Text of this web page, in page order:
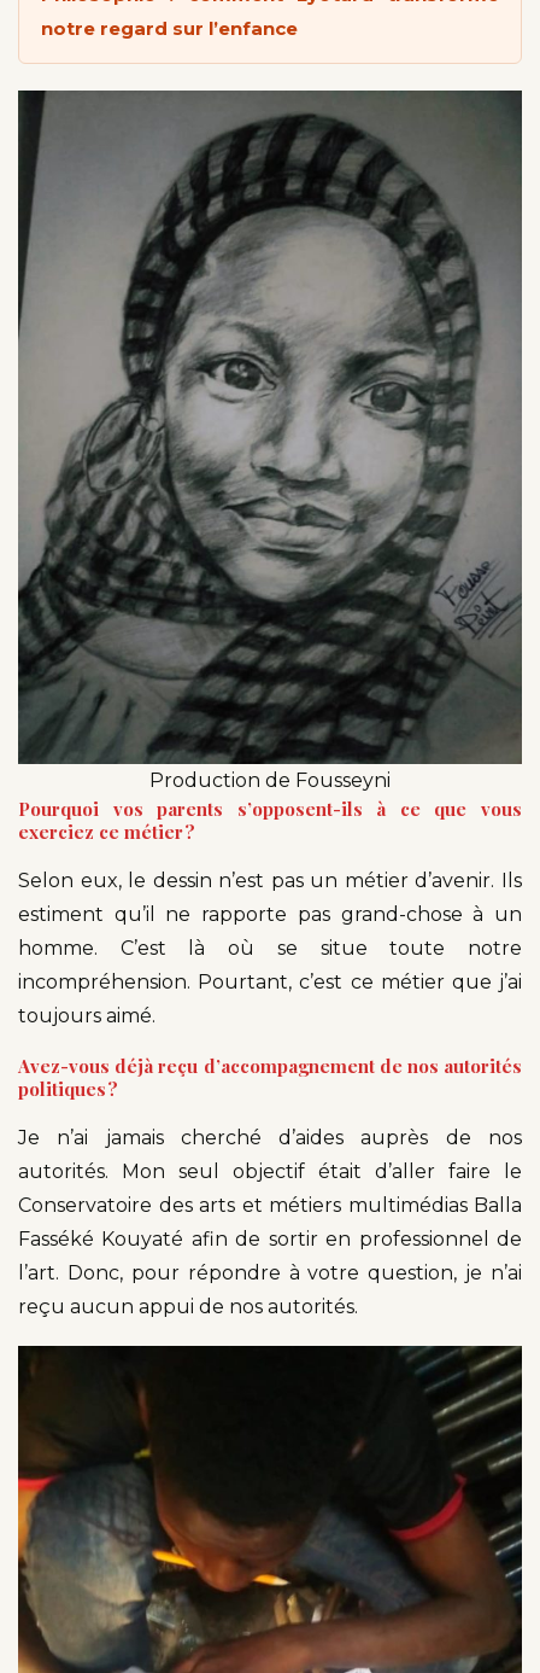
notre regard sur l’enfance
Production de Fousseyni
Pourquoi vos parents s’opposent-ils à ce que vous
exerciez ce métier ?
Selon eux, le dessin n’est pas un métier d’avenir. Ils
estiment qu’il ne rapporte pas grand-chose à un
homme. C’est là où se situe toute notre
incompréhension. Pourtant, c’est ce métier que j’ai
toujours aimé.
Avez-vous déjà reçu d’accompagnement de nos autorités
politiques ?
Je n’ai jamais cherché d’aides auprès de nos
autorités. Mon seul objectif était d’aller faire le
Conservatoire des arts et métiers multimédias Balla
Fasséké Kouyaté afin de sortir en professionnel de
l’art. Donc, pour répondre à votre question, je n’ai
reçu aucun appui de nos autorités.